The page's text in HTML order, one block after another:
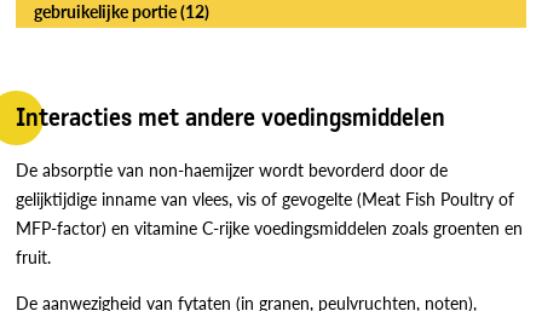
gebruikelijke portie (12)
Interacties met andere voedingsmiddelen
De absorptie van non-haemijzer wordt bevorderd door de
gelijktijdige inname van vlees, vis of gevogelte (Meat Fish Poultry of
MFP-factor) en vitamine C-rijke voedingsmiddelen zoals groenten en
fruit.
De aanwezigheid van fytaten (in granen, peulvruchten, noten),